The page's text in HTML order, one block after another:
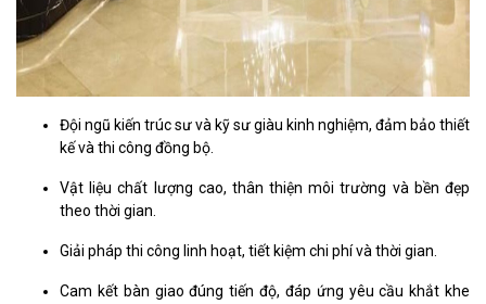
Đội ngũ kiến trúc sư và kỹ sư giàu kinh nghiệm, đảm bảo thiết
kế và thi công đồng bộ.
Vật liệu chất lượng cao, thân thiện môi trường và bền đẹp
theo thời gian.
Giải pháp thi công linh hoạt, tiết kiệm chi phí và thời gian.
Cam kết bàn giao đúng tiến độ, đáp ứng yêu cầu khắt khe